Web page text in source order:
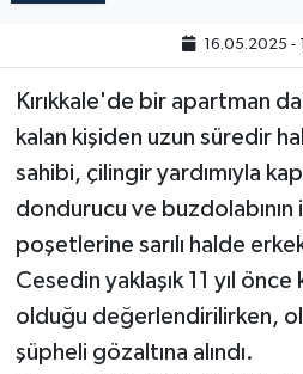
16.05.2025 -
Kırıkkale'de bir apartman
kalan kişiden uzun süredir
sahibi, çilingir yardımıyla
dondurucu ve
poşetlerine sarılı halde
Cesedin yaklaşık 11 yıl
olduğu değerlendirilirken,
şüpheli gözaltına alındı.